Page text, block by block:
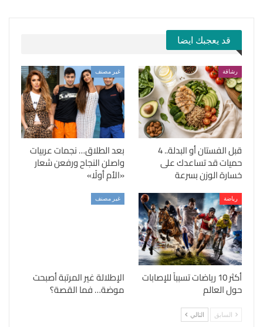
قد يعجبك ايضا
رشاقة
قبل الفستان أو البدلة.. 4
حميات قد تساعدك على
خسارة الوزن بسرعة
غير مصنف
بعد الطلاق… نجمات عربيات
واصلن النجاح ورفعن شعار
«الأم أولًا»
رياضة
أكثر 10 رياضات تسبباً للإصابات
حول العالم
غير مصنف
الإطلالة غير المرتبة أصبحت
موضة… فما القصة؟
السابق التالي